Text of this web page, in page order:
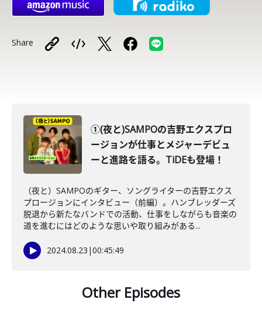
Share
①(夜と)SAMPOの吉野エクスプロ
ージョンが仕事とメジャーデビュ
ーと進路を語る。TiDEも登場！
（夜と）SAMPOのギター、ソングライターの吉野エクス
プロージョンにインタビュー（前編）。ハンブレッダーズ
脱退から新たなバンドでの活動、仕事をしながらも音楽の
道を進むにはどのような思いや取り組みがある...
2024.08.23 |00:45:49
Other Episodes